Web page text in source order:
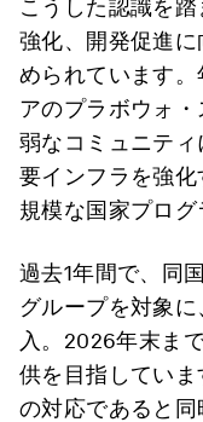
こうした認識を
強化、開発促進
められています
アのプラボウォ
弱なコミュニテ
要インフラを強
規模な国家プログ
過去1年間で、同
グループを対象
入。2026年末ま
供を目指してい
の対応であると